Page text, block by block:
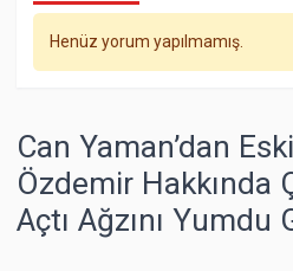
Henüz yorum yapılmamış.
Can Yaman’dan
Özdemir Hakkında
Açtı Ağzını Yumdu